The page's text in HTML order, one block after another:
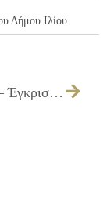
Δήμου Ιλίου
207/2011 – Έγκριση πίστωσης, τεχνικών προδιαγραφών και καθορισμός τρόπου εκτέλεσης για την «προμήθεια καυσίμων έτους 2012».